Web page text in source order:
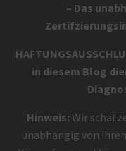
– Das
in diesem Blog
Hinweis: Wir
unabhängig von